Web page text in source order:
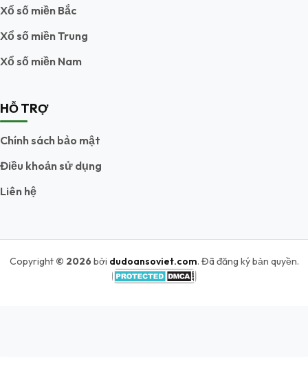
Xổ số miền Bắc
Xổ số miền Trung
Xổ số miền Nam
HỖ TRỢ
Chính sách bảo mật
Điều khoản sử dụng
Liên hệ
Copyright © 2026bởi dudoansoviet.com. Đã đăng ký bản quyền.